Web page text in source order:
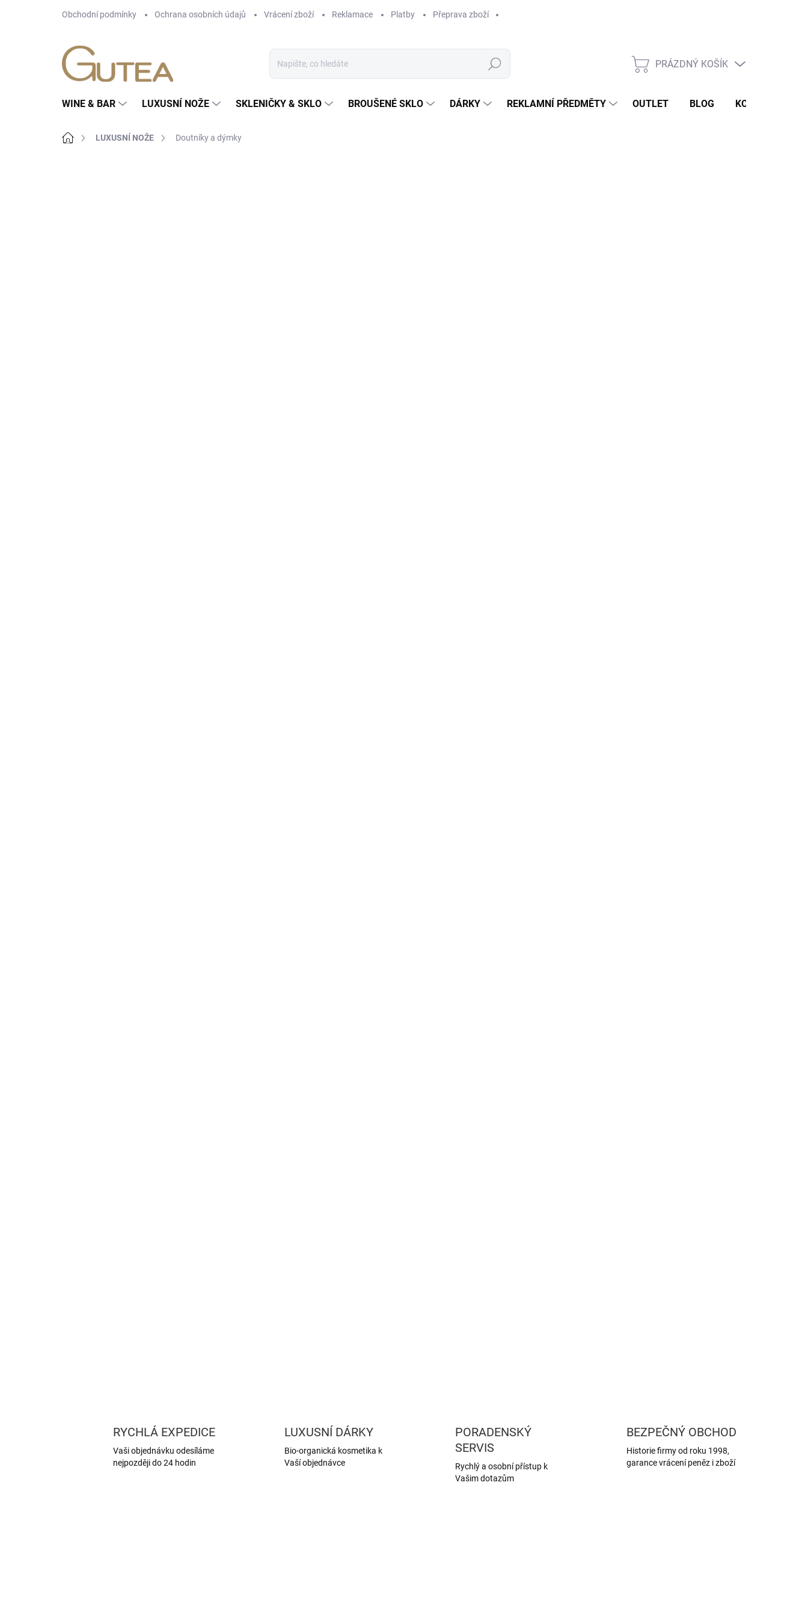
Obchodní podmínky Ochrana osobních údajů Vrácení zboží Reklamace Platby Přeprava zboží
Hledat
NÁKUPNÍ
PRÁZDNÝ KOŠÍK
WINE & BAR LUXUSNÍ NOŽE SKLENIČKY & SKLO BROUŠENÉ SKLO DÁRKY REKLAMNÍ PŘEDMĚTY OUTLET BLOG KONTAKT
Domů LUXUSNÍ NOŽE Doutníky a dýmky
RYCHLÁ EXPEDICE
Vaši objednávku odesíláme
nejpozději do 24 hodin
LUXUSNÍ DÁRKY
Bio-organická kosmetika k
Vaší objednávce
PORADENSKÝ
SERVIS
Rychlý a osobní přístup k
Vašim dotazům
BEZPEČNÝ OBCHOD
Historie firmy od roku 1998,
garance vrácení peněz i zboží